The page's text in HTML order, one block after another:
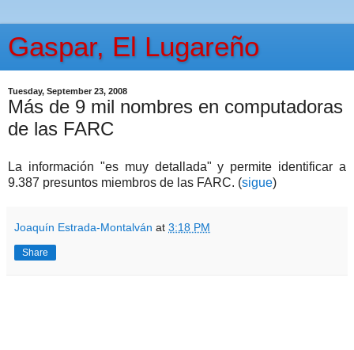
Gaspar, El Lugareño
Tuesday, September 23, 2008
Más de 9 mil nombres en computadoras
de las FARC
La información "es muy detallada" y permite identificar a
9.387 presuntos miembros de las FARC. (sigue)
Joaquín Estrada-Montalván at 3:18 PM
Share